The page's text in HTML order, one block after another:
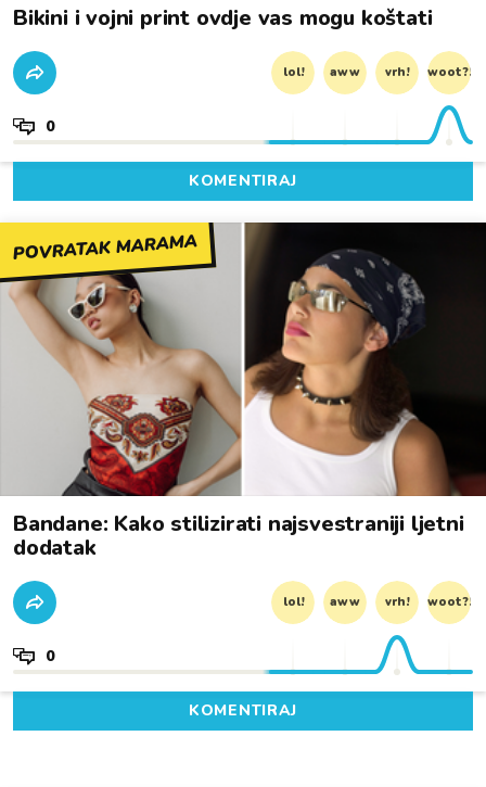
Bikini i vojni print ovdje vas mogu koštati
lol! aww vrh! woot?!
0
KOMENTIRAJ
POVRATAK MARAMA
Bandane: Kako stilizirati najsvestraniji ljetni
dodatak
lol! aww vrh! woot?!
0
KOMENTIRAJ